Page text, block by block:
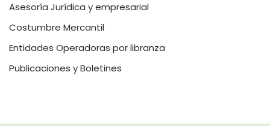
Asesoría Jurídica y empresarial
Costumbre Mercantil
Entidades Operadoras por libranza
Publicaciones y Boletines